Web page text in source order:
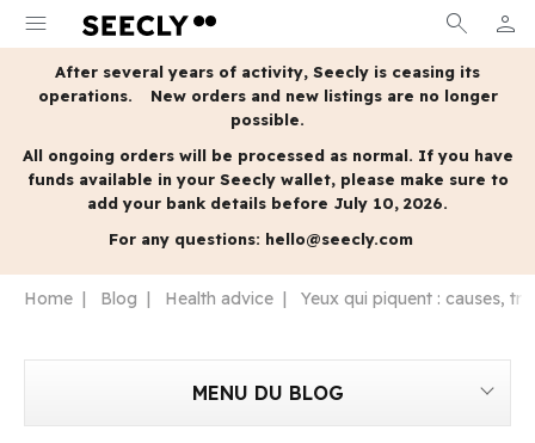
menu search person
MY
After several years of activity, Seecly is ceasing its
operations.
New orders and new listings are no longer
possible.
All ongoing orders will be processed as normal. If you have
funds available in your Seecly wallet, please make sure to
add your bank details before July 10, 2026.
For any questions: hello@seecly.com
Home Blog Health advice Yeux qui piquent : causes,
MENU DU BLOG